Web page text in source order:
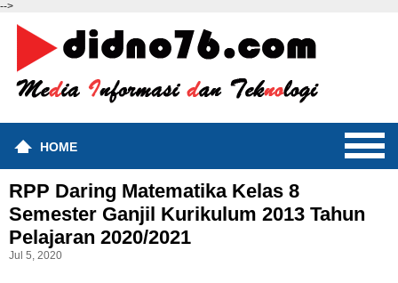
-->
HOME
RPP Daring Matematika Kelas 8
Semester Ganjil Kurikulum 2013 Tahun
Pelajaran 2020/2021
Jul 5, 2020